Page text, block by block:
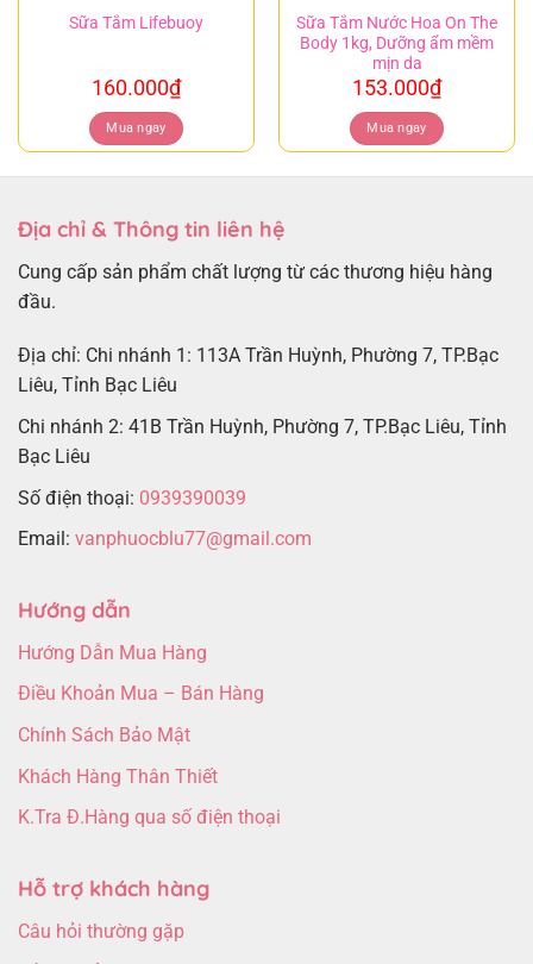
Sữa Tắm Lifebuoy
160.000₫
Mua ngay
Sữa Tắm Nước Hoa On The
Body 1kg, Dưỡng ẩm mềm
mịn da
153.000₫
Mua ngay
Địa chỉ & Thông tin liên hệ
Cung cấp sản phẩm chất lượng từ các thương hiệu hàng
đầu.
Địa chỉ: Chi nhánh 1: 113A Trần Huỳnh, Phường 7, TP.Bạc
Liêu, Tỉnh Bạc Liêu
Chi nhánh 2: 41B Trần Huỳnh, Phường 7, TP.Bạc Liêu, Tỉnh
Bạc Liêu
Số điện thoại: 0939390039
Email: vanphuocblu77@gmail.com
Hướng dẫn
Hướng Dẫn Mua Hàng
Điều Khoản Mua – Bán Hàng
Chính Sách Bảo Mật
Khách Hàng Thân Thiết
K.Tra Đ.Hàng qua số điện thoại
Hỗ trợ khách hàng
Câu hỏi thường gặp